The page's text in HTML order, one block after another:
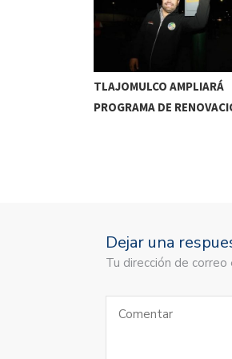
TLAJOMULCO AMPLIARÁ
PROGRAMA DE
Dejar una
Tu dirección de